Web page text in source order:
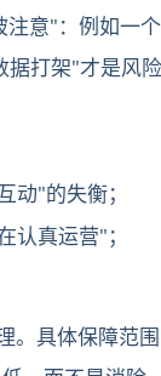
意"：例如一
打架"才是风险
"的失衡；
真运营"；
具体保障范围